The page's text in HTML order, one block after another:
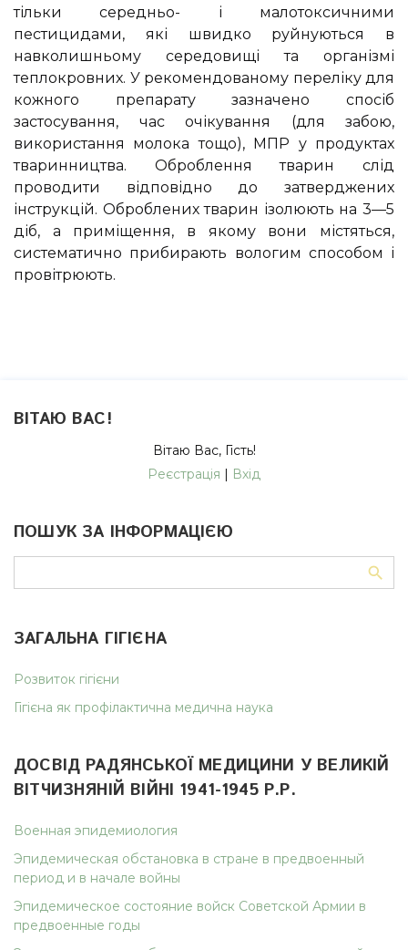
тільки середньо- і малотоксичними
пестицидами, які швидко руйнуються в
навколишньому середовищі та організмі
теплокровних. У рекомендованому переліку для
кожного препарату зазначено спосіб
застосування, час очікування (для забою,
використання молока тощо), МПР у продуктах
тваринництва. Оброблення тварин слід
проводити відповідно до затверджених
інструкцій. Оброблених тварин ізолюють на 3—5
діб, а приміщення, в якому вони містяться,
систематично прибирають вологим способом і
провітрюють.
ВІТАЮ ВАС!
Вітаю Вас, Гість!
Реєстрація | Вхід
ПОШУК ЗА ІНФОРМАЦІЄЮ
ЗАГАЛЬНА ГІГІЄНА
Розвиток гігієни
Гігієна як профілактична медична наука
ДОСВІД РАДЯНСЬКОЇ МЕДИЦИНИ У ВЕЛИКІЙ
ВІТЧИЗНЯНІЙ ВІЙНІ 1941-1945 Р.Р.
Военная эпидемиология
Эпидемическая обстановка в стране в предвоенный
период и в начале войны
Эпидемическое состояние войск Советской Армии в
предвоенные годы